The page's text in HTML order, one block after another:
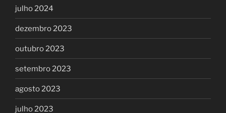
julho 2024
dezembro 2023
outubro 2023
setembro 2023
agosto 2023
julho 2023